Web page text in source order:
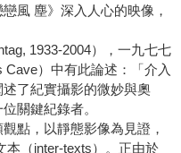
風 塵》深入人心的映像，
1933-2004），一九七七
Cave）中有此論述：「介入
了紀實攝影的微妙與奧
關鍵紀錄者。
點，以靜態影像為見證，
本（inter-texts）。正由於